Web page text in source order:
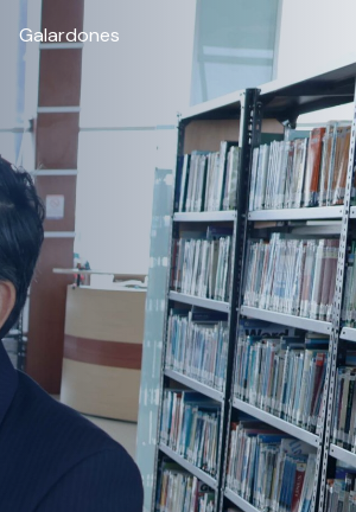
Galardones